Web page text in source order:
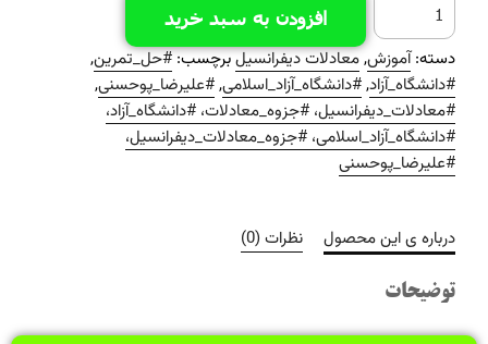
افزودن به سبد خرید
دسته:آموزش,معادلات دیفرانسیلبرچسب:#حل_تمرین,
#دانشگاه_آزاد,#دانشگاه_آزاد_اسلامی,#علیرضا_پوحسنی,
#معادلات_دیفرانسیل، #جزوه_معادلات، #دانشگاه_آزاد،
#دانشگاه_آزاد_اسلامی، #جزوه_معادلات_دیفرانسیل،
#علیرضا_پوحسنی
درباره ی این محصول نظرات (0)
توضیحات